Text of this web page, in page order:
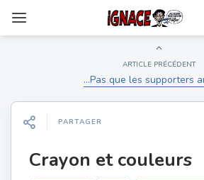
ARTICLE PRÉCÉDENT
…Pas que les supporters
PARTAGER
Crayon et couleurs